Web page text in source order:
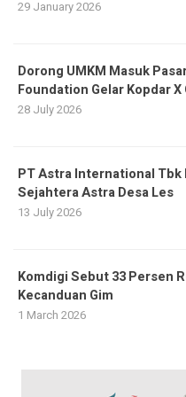
29 January 2026
Dorong UMKM Masuk
Foundation Gelar Kopdar X
28 July 2026
PT Astra International Tbk
Sejahtera Astra Desa Les
13 July 2026
Komdigi Sebut 33 Persen
Kecanduan Gim
1 March 2026